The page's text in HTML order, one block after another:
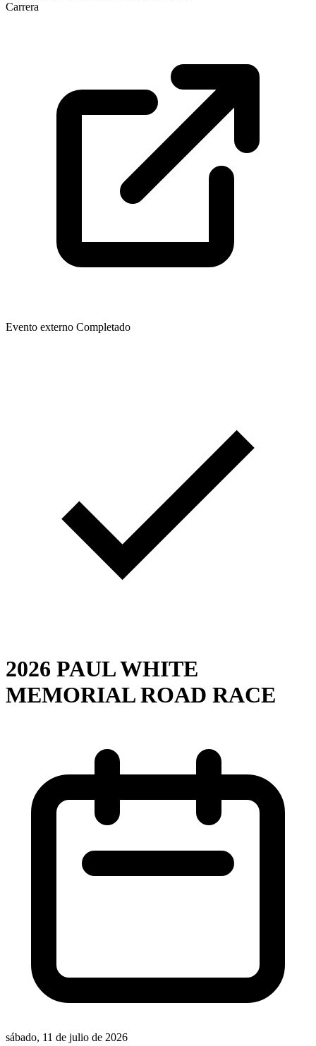
Carrera
Evento externo Completado
2026 PAUL WHITE
MEMORIAL ROAD RACE
sábado, 11 de julio de 2026